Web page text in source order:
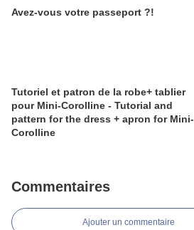
Avez-vous votre passeport ?!
Tutoriel et patron de la robe+ tablier
pour Mini-Corolline - Tutorial and
pattern for the dress + apron for Mini-
Corolline
Commentaires
Ajouter un commentaire